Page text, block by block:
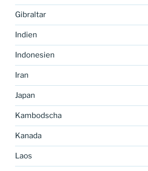
Gibraltar
Indien
Indonesien
Iran
Japan
Kambodscha
Kanada
Laos